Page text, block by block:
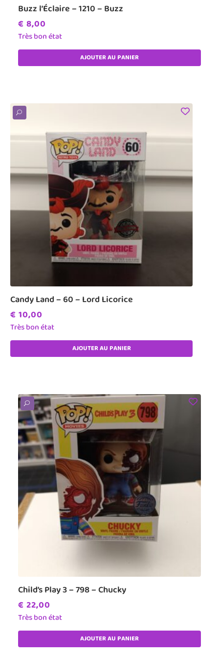
Buzz l’Éclaire – 1210 – Buzz
€ 8,00
Très bon état
AJOUTER AU PANIER
Candy Land – 60 – Lord Licorice
€ 10,00
Très bon état
U
AJOUTER AU PANIER
Child’s Play 3 – 798 – Chucky
€ 22,00
Très bon état
U
AJOUTER AU PANIER